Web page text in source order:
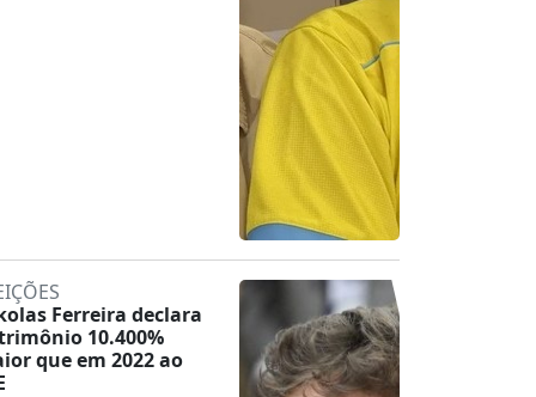
Ferreira declara
10.400%
que em 2022 ao